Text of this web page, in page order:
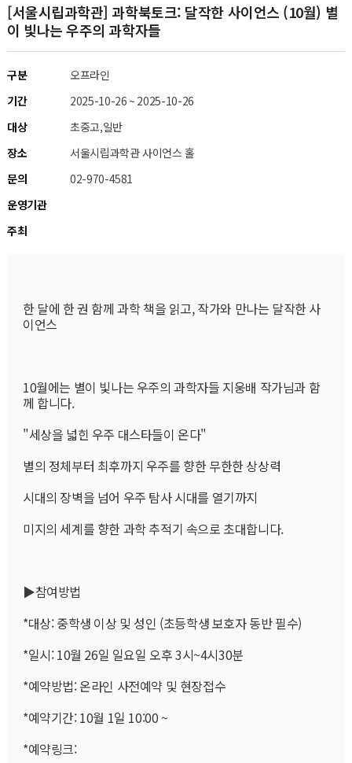
[서울시립과학관] 과학북토크: 달작한 사이언스 (10월) 별
이 빛나는 우주의 과학자들
구분
오프라인
기간
2025-10-26 ~ 2025-10-26
대상
초중고,일반
장소
서울시립과학관 사이언스 홀
문의
02-970-4581
운영기관
주최
한 달에 한 권 함께 과학 책을 읽고, 작가와 만나는 달작한 사
이언스
10월에는 별이 빛나는 우주의 과학자들 지웅배 작가님과 함
께 합니다.
"세상을 넓힌 우주 대스타들이 온다"
별의 정체부터 최후까지 우주를 향한 무한한 상상력
시대의 장벽을 넘어 우주 탐사 시대를 열기까지
미지의 세계를 향한 과학 추적기 속으로 초대합니다.
▶참여방법
*대상: 중학생 이상 및 성인 (초등학생 보호자 동반 필수)
*일시: 10월 26일 일요일 오후 3시~4시30분
*예약방법: 온라인 사전예약 및 현장접수
*예약기간: 10월 1일 10:00 ~
*예약링크: